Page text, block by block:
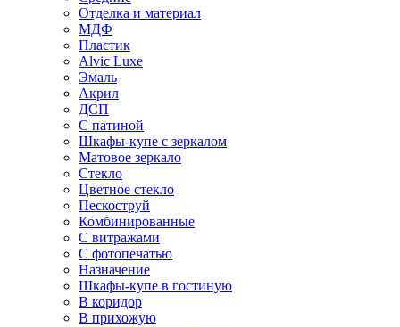
Отделка и материал
МДФ
Пластик
Alvic Luxe
Эмаль
Акрил
ДСП
С патиной
Шкафы-купе с зеркалом
Матовое зеркало
Стекло
Цветное стекло
Пескоструй
Комбинированные
С витражами
С фотопечатью
Назначение
Шкафы-купе в гостиную
В коридор
В прихожую